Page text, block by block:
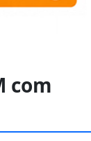
com